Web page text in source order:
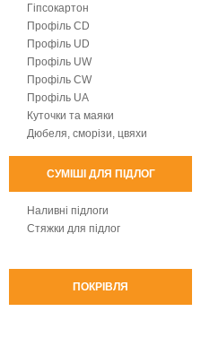
Гіпсокартон
Профіль CD
Профіль UD
Профіль UW
Профіль CW
Профіль UA
Куточки та маяки
Дюбеля, сморізи, цвяхи
СУМІШІ ДЛЯ ПІДЛОГ
Наливні підлоги
Стяжки для підлог
ПОКРІВЛЯ